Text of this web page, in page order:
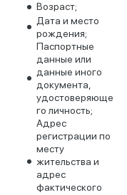
Возраст;
Дата и место
рождения;
Паспортные
данные или
данные иного
документа,
удостоверяюще
го личность;
Адрес
регистрации по
месту
жительства и
адрес
фактического